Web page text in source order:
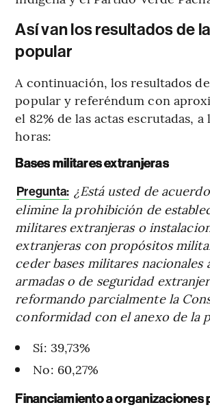
Así van los resultados de
popular
A continuación, los resultados
popular y referéndum con
el 82% de las actas escrutadas, a
horas:
Bases militares extranjeras
Pregunta: ¿Está usted de
elimine la prohibición de
militares extranjeras o
extranjeras con propósitos
ceder bases militares nacionales
armadas o de seguridad
reformando parcialmente la
conformidad con el anexo de la
Sí: 39,73%
No: 60,27%
Financiamiento a organizaciones